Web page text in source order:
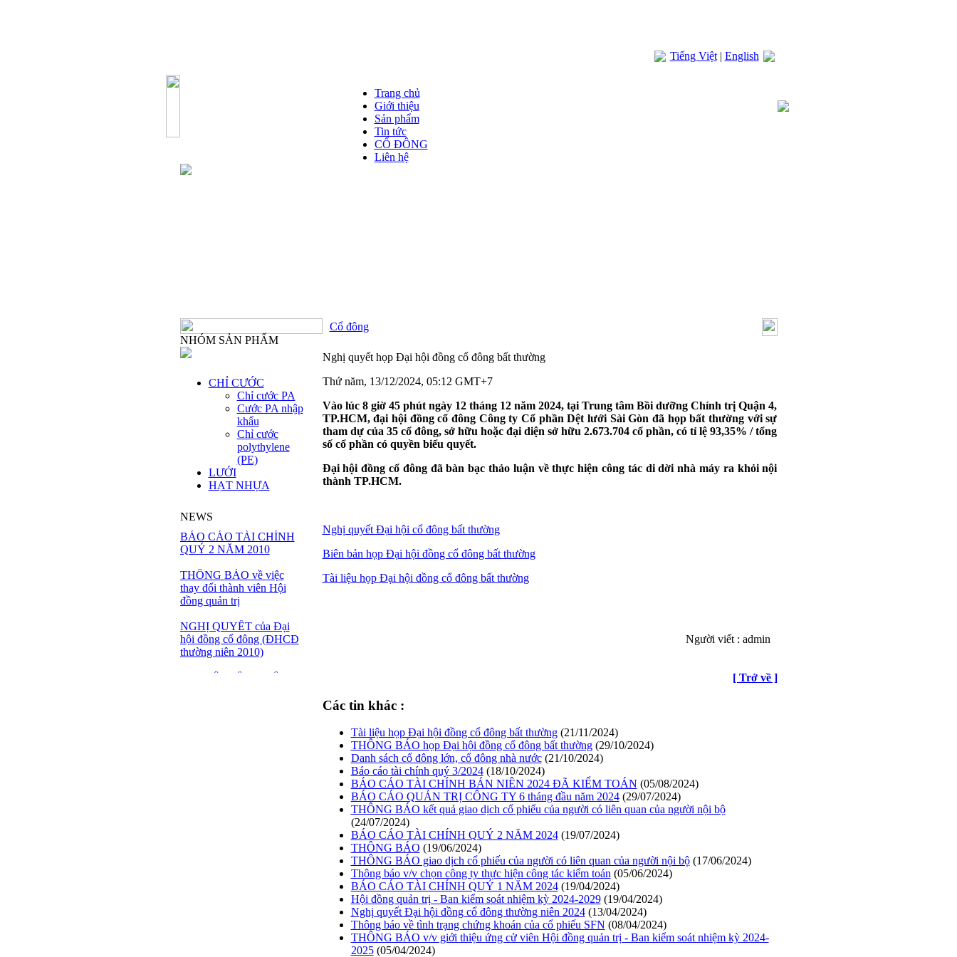
Tiếng Việt| English
Trang chủ
Giới thiệu
Sản phẩm
Tin tức
CỔ ĐÔNG
Liên hệ
NHÓM SẢN PHẨM
CHỈ CƯỚC
Chỉ cước PA
Cước PA nhập
khẩu
Chỉ cước
polythylene
(PE)
LƯỚI
HẠT NHỰA
NEWS
BÁO CÁO TÀI CHÍNH
QUÝ 2 NĂM 2010
THÔNG BÁO về việc
thay đổi thành viên Hội
đồng quản trị
NGHỊ QUYẾT của Đại
hội đồng cổ đông (ĐHCĐ
thường niên 2010)
Cổ đông
Nghị quyết họp Đại hội đồng cổ đông bất thường
Thứ năm, 13/12/2024, 05:12 GMT+7
Vào lúc 8 giờ 45 phút ngày 12 tháng 12 năm 2024, tại Trung tâm Bồi dưỡng Chính trị Quận 4,
TP.HCM, đại hội đồng cổ đông Công ty Cổ phần Dệt lưới Sài Gòn đã họp bất thường với sự
tham dự của 35 cổ đông, sở hữu hoặc đại diện sở hữu 2.673.704 cổ phần, có tỉ lệ 93,35% / tổng
số cổ phần có quyền biểu quyết.
Đại hội đồng cổ đông đã bàn bạc thảo luận về thực hiện công tác di dời nhà máy ra khỏi nội
thành TP.HCM.
Nghị quyết Đại hội cổ đông bất thường
Biên bản họp Đại hội đồng cổ đông bất thường
Tài liệu họp Đại hội đồng cổ đông bất thường
Người viết : admin
[ Trở về ]
Các tin khác :
Tài liệu họp Đại hội đồng cổ đông bất thường (21/11/2024)
THÔNG BÁO họp Đại hội đồng cổ đông bất thường (29/10/2024)
Danh sách cổ đông lớn, cổ đông nhà nước (21/10/2024)
Báo cáo tài chính quý 3/2024 (18/10/2024)
BÁO CÁO TÀI CHÍNH BÁN NIÊN 2024 ĐÃ KIỂM TOÁN (05/08/2024)
BÁO CÁO QUẢN TRỊ CÔNG TY 6 tháng đầu năm 2024 (29/07/2024)
THÔNG BÁO kết quả giao dịch cổ phiếu của người có liên quan của người nội bộ
(24/07/2024)
BÁO CÁO TÀI CHÍNH QUÝ 2 NĂM 2024 (19/07/2024)
THÔNG BÁO (19/06/2024)
THÔNG BÁO giao dịch cổ phiếu của người có liên quan của người nội bộ (17/06/2024)
Thông báo v/v chọn công ty thực hiện công tác kiểm toán (05/06/2024)
BÁO CÁO TÀI CHÍNH QUÝ 1 NĂM 2024 (19/04/2024)
Hội đồng quản trị - Ban kiểm soát nhiệm kỳ 2024-2029 (19/04/2024)
Nghị quyết Đại hội đồng cổ đông thường niên 2024 (13/04/2024)
Thông báo về tình trạng chứng khoán của cổ phiếu SFN (08/04/2024)
THÔNG BÁO v/v giới thiệu ứng cử viên Hội đồng quản trị - Ban kiểm soát nhiệm kỳ 2024-
2025 (05/04/2024)